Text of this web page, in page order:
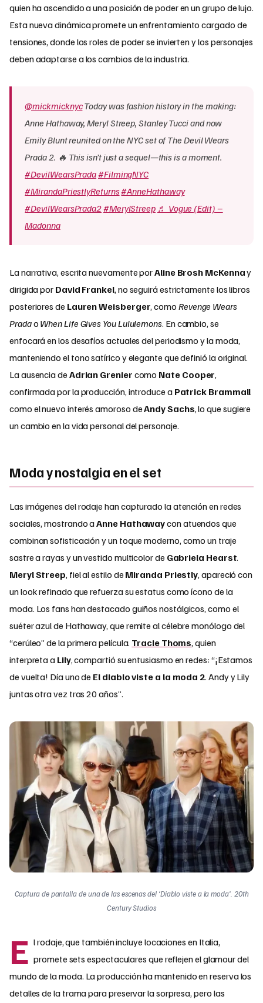
quien ha ascendido a una posición de poder en un grupo de lujo.
Esta nueva dinámica promete un enfrentamiento cargado de
tensiones, donde los roles de poder se invierten y los personajes
deben adaptarse a los cambios de la industria.
@mickmicknycToday was fashion history in the making:
Anne Hathaway, Meryl Streep, Stanley Tucci and now
Emily Blunt reunited on the NYC set of The Devil Wears
Prada 2. 🔥 This isn’t just a sequel—this is a moment.
#DevilWearsPrada#FilmingNYC
#MirandaPriestlyReturns#AnneHathaway
#DevilWearsPrada2#MerylStreep ♬ Vogue (Edit) –
Madonna
La narrativa, escrita nuevamente porAline Brosh McKennay
dirigida por David Frankel, no seguirá estrictamente los libros
posteriores de Lauren Weisberger, como Revenge Wears
Pradao When Life Gives You Lululemons. En cambio, se
enfocará en los desafíos actuales del periodismo y la moda,
manteniendo el tono satírico y elegante que definió la original.
La ausencia de Adrian Grenier como Nate Cooper,
confirmada por la producción, introduce a Patrick Brammall
como el nuevo interés amoroso deAndy Sachs, lo que sugiere
un cambio en la vida personal del personaje.
Moda y nostalgia en el set
Las imágenes del rodaje han capturado la atención en redes
sociales, mostrando aAnne Hathawaycon atuendos que
combinan sofisticación y un toque moderno, como un traje
sastre a rayas y un vestido multicolor de Gabriela Hearst.
Meryl Streep, fiel al estilo de Miranda Priestly, apareció con
un look refinado que refuerza su estatus como ícono de la
moda. Los fans han destacado guiños nostálgicos, como el
suéter azul de Hathaway, que remite al célebre monólogo del
“cerúleo” de la primera película. Tracie Thoms, quien
interpreta a Lily, compartió su entusiasmo en redes: “¡Estamos
de vuelta! Día uno de El diablo viste a la moda 2. Andy y Lily
juntas otra vez tras 20 años”.
Captura de pantalla de una de las escenas del ‘Diablo viste a la moda’. 20th
Century Studios
E l rodaje, que también incluye locaciones en Italia,
promete sets espectaculares que reflejen el glamour del
mundo de la moda. La producción ha mantenido en reserva los
detalles de la trama para preservar la sorpresa, pero las